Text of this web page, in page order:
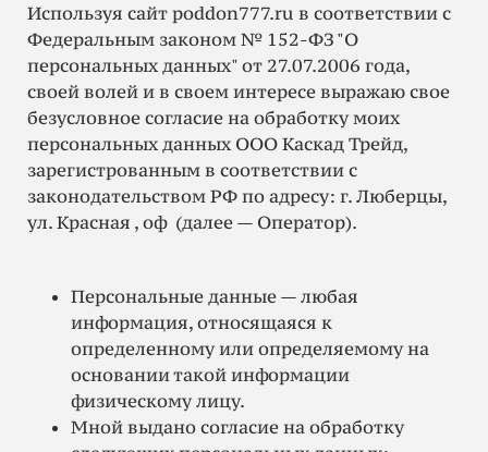
Используя сайт poddon777.ru в соответствии с
Федеральным законом № 152-ФЗ "О
персональных данных" от 27.07.2006 года,
своей волей и в своем интересе выражаю свое
безусловное согласие на обработку моих
персональных данных ООО Каскад Трейд,
зарегистрованным в соответствии с
законодательством РФ по адресу: г. Люберцы,
ул. Красная , оф (далее — Оператор).
Персональные данные — любая
информация, относящаяся к
определенному или определяемому на
основании такой информации
физическому лицу.
Мной выдано согласие на обработку